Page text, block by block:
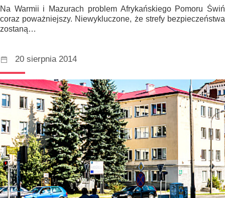
Na Warmii i Mazurach problem Afrykańskiego Pomoru Świń
coraz poważniejszy. Niewykluczone, że strefy bezpieczeństwa
zostaną…
20 sierpnia 2014